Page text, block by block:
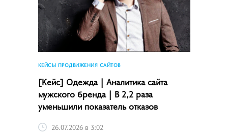
КЕЙСЫ ПРОДВИЖЕНИЯ САЙТОВ
[Кейс] Одежда | Аналитика сайта
мужского бренда | В 2,2 раза
уменьшили показатель отказов
26.07.2026 в 3:02